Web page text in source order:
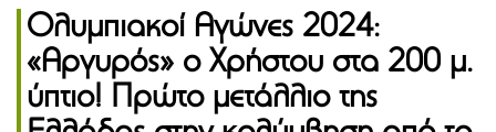
Ολυμπιακοί Αγώνες 2024:
«Αργυρός» ο Χρήστου στα 200 μ.
ύπτιο! Πρώτο μετάλλιο της